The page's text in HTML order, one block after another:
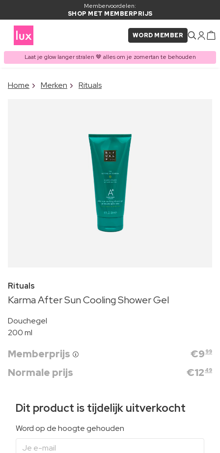
Membervoordelen:
SHOP MET MEMBERPRIJS
WORD MEMBER
Laat je glow langer stralen 🤎 alles om je zomertan te behouden
ITEM TOEGEVOEGD AAN
Home Merken Rituals
Rituals
Karma After Sun Cooling Shower Gel
Douchegel
200 ml
Memberprijs €9 99
Normale prijs €12 49
Dit product is tijdelijk uitverkocht
Word op de hoogte gehouden